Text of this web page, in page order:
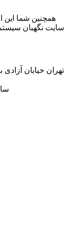
همچنین شما این
سایت نگهبان
تهران خیابان